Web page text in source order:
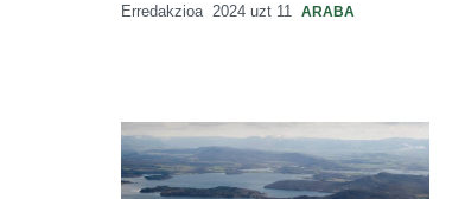
Erredakzioa 2024 uzt 11 ARABA